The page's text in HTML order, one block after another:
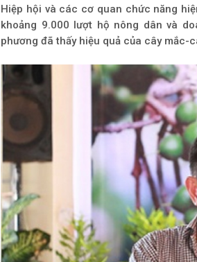
Hiệp hội và các cơ quan chức năng
khoảng 9.000 lượt hộ nông dân và
phương đã thấy hiệu quả của cây mắc-